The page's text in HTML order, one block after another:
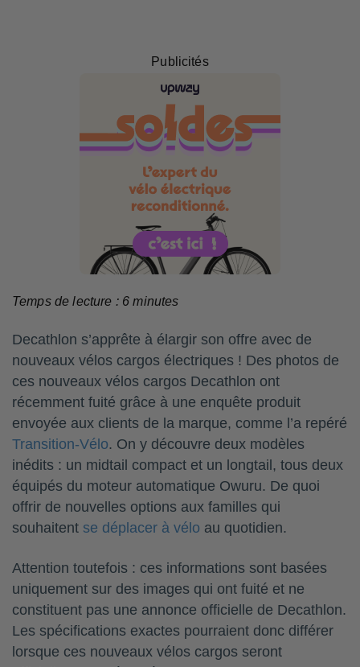
Publicités
Temps de lecture : 6 minutes
Decathlon s’apprête à élargir son offre avec de
nouveaux vélos cargos électriques ! Des photos de
ces nouveaux vélos cargos Decathlon ont
récemment fuité grâce à une enquête produit
envoyée aux clients de la marque, comme l’a repéré
Transition-Vélo. On y découvre deux modèles
inédits : un midtail compact et un longtail, tous deux
équipés du moteur automatique Owuru. De quoi
offrir de nouvelles options aux familles qui
souhaitent se déplacer à vélo au quotidien.
Attention toutefois : ces informations sont basées
uniquement sur des images qui ont fuité et ne
constituent pas une annonce officielle de Decathlon.
Les spécifications exactes pourraient donc différer
lorsque ces nouveaux vélos cargos seront